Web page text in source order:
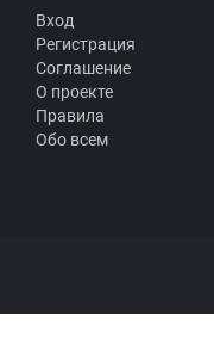
Вход
Регистрация
Соглашение
О проекте
Правила
Обо всем